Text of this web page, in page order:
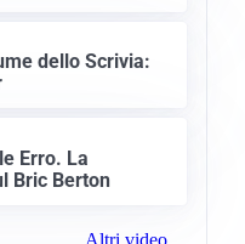
dello Scrivia:
Erro. La
Bric Berton
Altri video